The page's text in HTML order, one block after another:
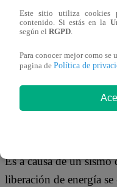
de estudiar todos los
El IGP tiene la
Vulcanología y el
¿CÓMO SE
Es a causa de un
liberación de energía
Este sitio utiliza cookies
contenido. Si estás en la
según el RGPD.
Para conocer mejor como
pagina de Política de